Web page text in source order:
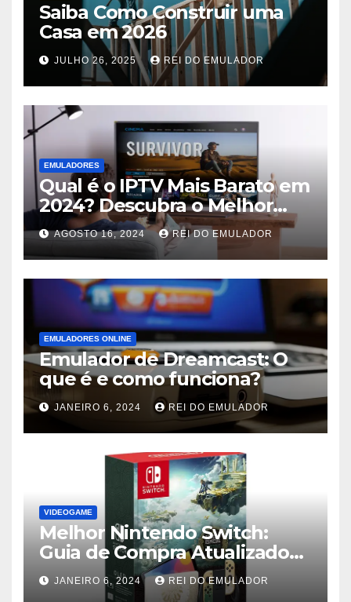
Saiba Como Construir uma
Casa em 2026
JULHO 26, 2025 REI DO EMULADOR
EMULADORES
Qual é o IPTV Mais Barato em
2024? Descubra o Melhor
IPTV Barato do Brasil
AGOSTO 16, 2024 REI DO EMULADOR
EMULADORES ONLINE
Emulador de Dreamcast: O
que é e como funciona?
JANEIRO 6, 2024 REI DO EMULADOR
VIDEOGAME
Melhor Nintendo Switch:
Guia de Compra Atualizado
2024
JANEIRO 6, 2024 REI DO EMULADOR